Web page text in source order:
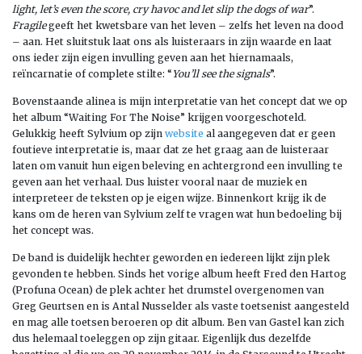
light, let’s even the score, cry havoc and let slip the dogs of war”.
Fragilegeeft het kwetsbare van het leven – zelfs het leven na dood
– aan. Het sluitstuk laat ons als luisteraars in zijn waarde en laat
ons ieder zijn eigen invulling geven aan het hiernamaals,
reïncarnatie of complete stilte: “ You’ll see the signals”.
Bovenstaande alinea is mijn interpretatie van het concept dat we op
het album “Waiting For The Noise” krijgen voorgeschoteld.
Gelukkig heeft Sylvium op zijn website al aangegeven dat er geen
foutieve interpretatie is, maar dat ze het graag aan de luisteraar
laten om vanuit hun eigen beleving en achtergrond een invulling te
geven aan het verhaal. Dus luister vooral naar de muziek en
interpreteer de teksten op je eigen wijze. Binnenkort krijg ik de
kans om de heren van Sylvium zelf te vragen wat hun bedoeling bij
het concept was.
De band is duidelijk hechter geworden en iedereen lijkt zijn plek
gevonden te hebben. Sinds het vorige album heeft Fred den Hartog
(Profuna Ocean) de plek achter het drumstel overgenomen van
Greg Geurtsen en is Antal Nusselder als vaste toetsenist aangesteld
en mag alle toetsen beroeren op dit album. Ben van Gastel kan zich
dus helemaal toeleggen op zijn gitaar. Eigenlijk dus dezelfde